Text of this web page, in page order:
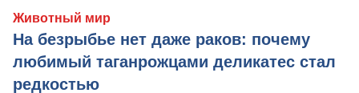
Животный мир
На безрыбье нет даже раков: почему
любимый таганрожцами деликатес стал
редкостью